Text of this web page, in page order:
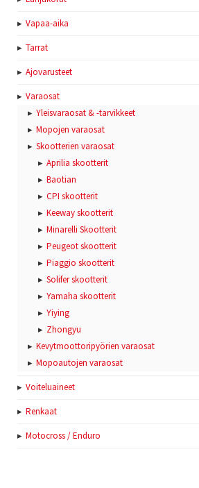
Vapaa-aika
Tarrat
Ajovarusteet
Varaosat
Yleisvaraosat & -tarvikkeet
Mopojen varaosat
Skootterien varaosat
Aprilia skootterit
Baotian
CPI skootterit
Keeway skootterit
Minarelli Skootterit
Peugeot skootterit
Piaggio skootterit
Solifer skootterit
Yamaha skootterit
Yiying
Zhongyu
Kevytmoottoripyörien varaosat
Mopoautojen varaosat
Voiteluaineet
Renkaat
Motocross / Enduro